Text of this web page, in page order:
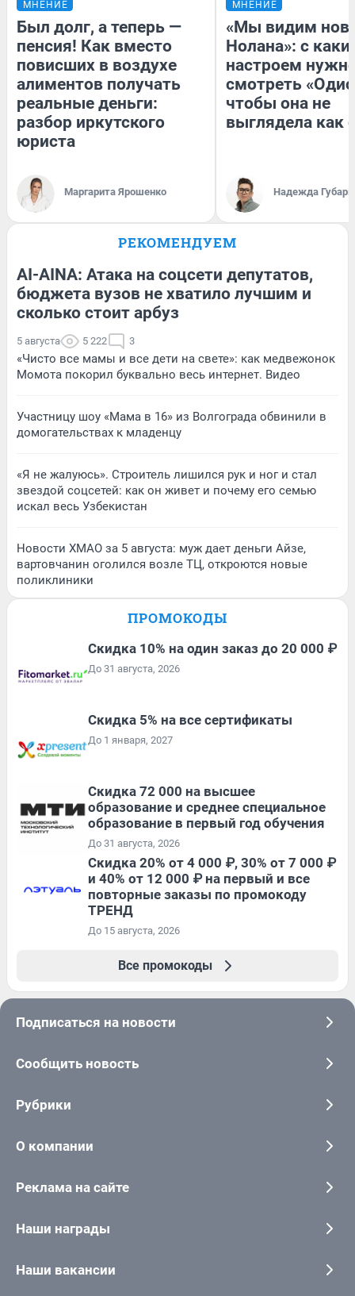
МНЕНИЕ
Был долг, а теперь —
пенсия! Как вместо
повисших в воздухе
алиментов получать
реальные деньги:
разбор иркутского
юриста
Маргарита Ярошенко
МНЕНИЕ
«Мы видим
Нолана»: с
настроем
смотреть
чтобы она не
выглядела как
Надежда Губарь
РЕКОМЕНДУЕМ
AI-AINA: Атака на соцсети депутатов,
бюджета вузов не хватило лучшим и
сколько стоит арбуз
5 августа 5 222 3
«Чисто все мамы и все дети на свете»: как медвежонок
Момота покорил буквально весь интернет. Видео
Участницу шоу «Мама в 16» из Волгограда обвинили в
домогательствах к младенцу
«Я не жалуюсь». Строитель лишился рук и ног и стал
звездой соцсетей: как он живет и почему его семью
искал весь Узбекистан
Новости ХМАО за 5 августа: муж дает деньги Айзе,
вартовчанин оголился возле ТЦ, откроются новые
поликлиники
ПРОМОКОДЫ
Скидка 10% на один заказ до 20 000 ₽
До 31 августа, 2026
Скидка 5% на все сертификаты
До 1 января, 2027
Скидка 72 000 на высшее
образование и среднее специальное
образование в первый год обучения
До 31 августа, 2026
Скидка 20% от 4 000 ₽, 30% от 7 000 ₽
и 40% от 12 000 ₽ на первый и все
повторные заказы по промокоду
ТРЕНД
До 15 августа, 2026
Все промокоды
Подписаться на новости
Сообщить новость
Рубрики
О компании
Реклама на сайте
Наши награды
Наши вакансии